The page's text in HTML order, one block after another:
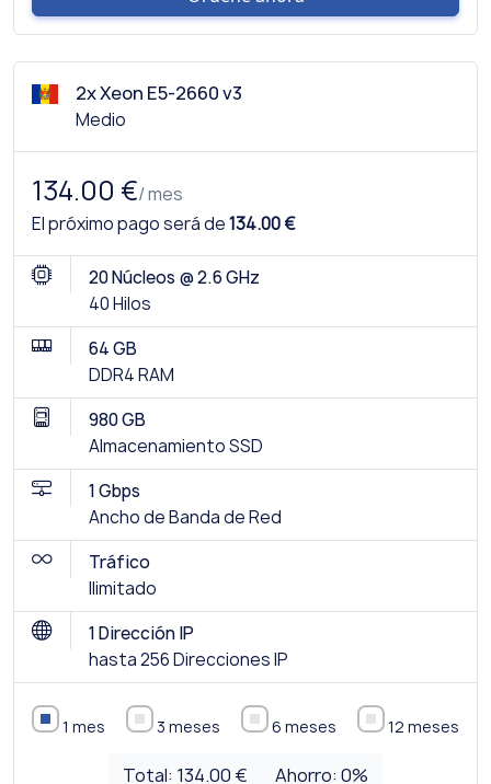
2x Xeon E5-2660 v3
Medio
134.00 €/ mes
El próximo pago será de134.00 €
20 Núcleos @ 2.6 GHz
40 Hilos
64 GB
DDR4 RAM
980 GB
Almacenamiento SSD
1 Gbps
Ancho de Banda de Red
Tráfico
Ilimitado
1 Dirección IP
hasta 256 Direcciones IP
1 mes 3 meses 6 meses 12 meses
Total: 134.00 € Ahorro:0%